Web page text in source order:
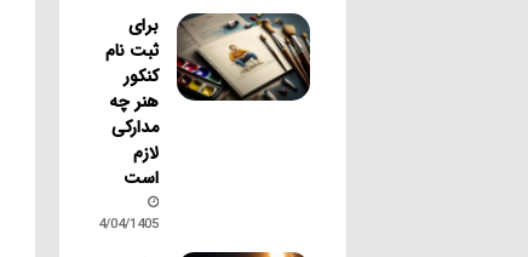
برای
ثبت نام
کنکور
هنر چه
مدارکی
لازم
است
14/04/1405